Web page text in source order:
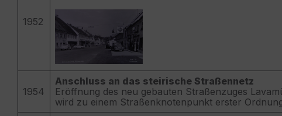
1952
1954
Anschluss an das steirische Straßennetz
Eröffnung des neu gebauten Straßenzuges
wird zu einem Straßenknotenpunkt erster